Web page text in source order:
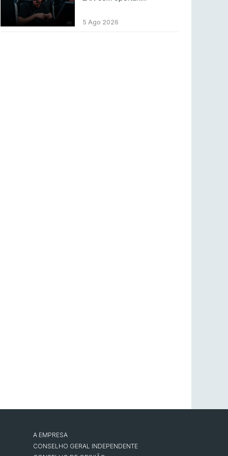
MOUZ surpreende Spirit para vencer BLAST
Bounty
5 Ago 2026
A EMPRESA
CONSELHO GERAL INDEPENDENTE